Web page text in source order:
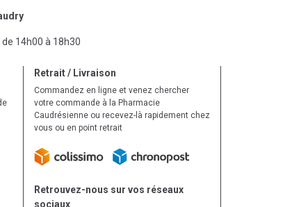
14h00 à 18h30
Retrait / Livraison
Commandez en ligne et venez chercher
votre commande à la Pharmacie
Caudrésienne ou recevez-là rapidement chez
vous ou en point retrait
Retrouvez-nous sur vos réseaux
sociaux